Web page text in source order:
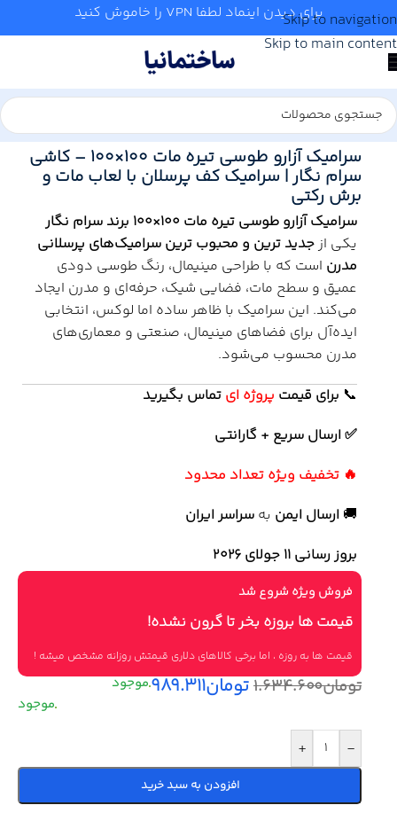
Skip to navigation
Skip to main content
برای دیدن اینماد لطفا VPN را خاموش کنید
کاشی و سرامیک
سرامیک آزارو طوسی تیره مات 100×100 – کاشی
سرام نگار | سرامیک کف پرسلان با لعاب مات و
برش رکتی
سرامیک آزارو طوسی تیره مات 100×100 برند سرام نگار
یکی ازجدید ترین و محبوب ترین سرامیک‌های پرسلانی
مدرن است که با طراحی مینیمال، رنگ طوسی دودی
عمیق و سطح مات، فضایی شیک، حرفه‌ای و مدرن ایجاد
می‌کند. این سرامیک با ظاهر ساده اما لوکس، انتخابی
ایده‌آل برای فضاهای مینیمال، صنعتی و معماری‌های
مدرن محسوب می‌شود.
📞 برای قیمت پروژه ای تماس بگیرید
✅ ارسال سریع + گارانتی
🔥 تخفیف ویژه تعداد محدود
🚚 ارسال ایمن به سراسر ایران
بروز رسانی 11 جولای ۲۰۲۶
فروش ویژه شروع شد
قیمت ها بروزه بخر تا گرون نشده!
قیمت ها به روزه ، اما برخی کالاهای دلاری قیمتش روزانه مشخص میشه !
تومان۱.۶۳۴.۶۰۰تومان۹۸۹.۳۱۱
-
+
افزودن به سبد خرید